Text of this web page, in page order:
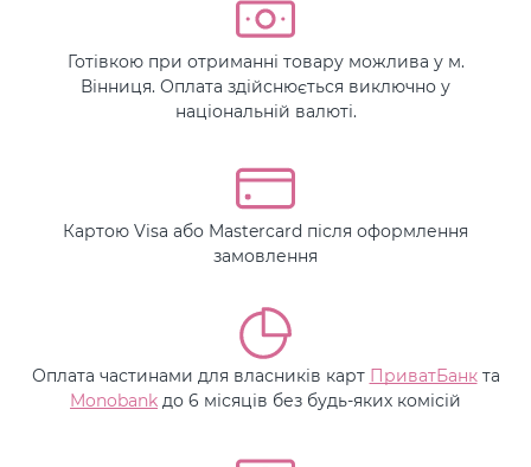
Готівкою при отриманні товару можлива у м.
Вінниця. Оплата здійснюється виключно у
національній валюті.
Картою Visa або Mastercard після оформлення
замовлення
Оплата частинами для власників карт ПриватБанкта
Monobank до 6 місяців без будь-яких комісій